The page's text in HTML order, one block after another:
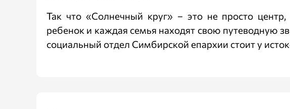
Так что «Солнечный круг» – это не просто
ребенок и каждая семья находят свою путеводную
социальный отдел Симбирской епархии стоит у